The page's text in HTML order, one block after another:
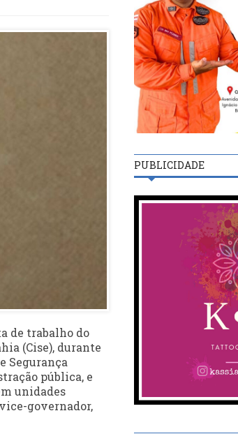
de trabalho do
(Cise), durante
Segurança
pública, e
unidades
governador,
PUBLICIDADE